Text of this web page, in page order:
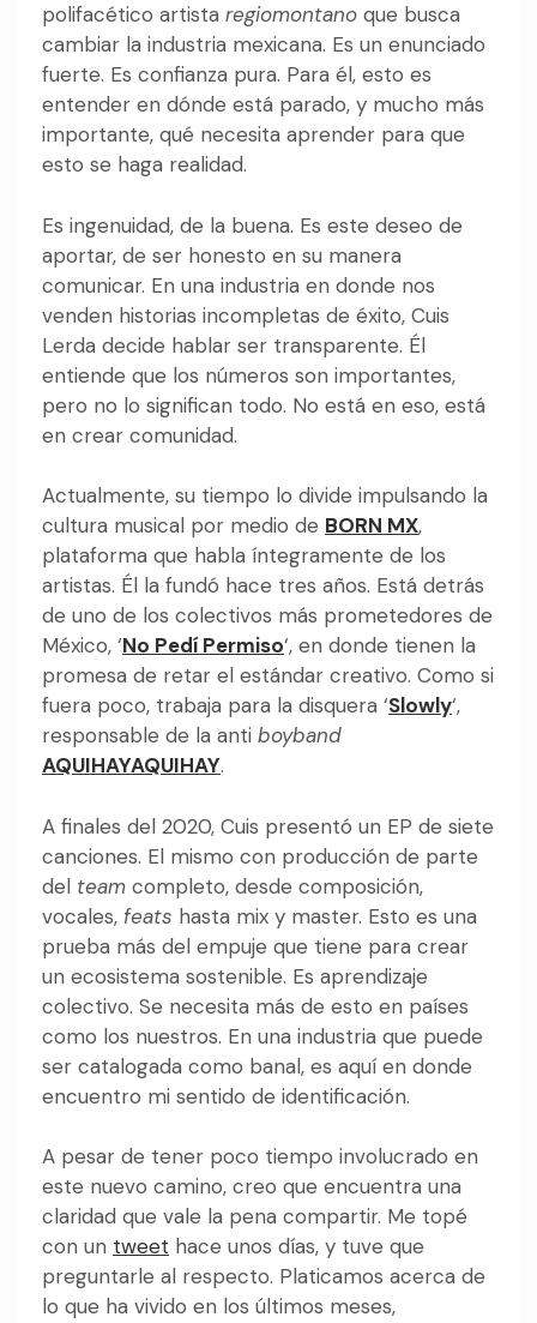
polifacético artista regiomontano que busca
cambiar la industria mexicana. Es un enunciado
fuerte. Es confianza pura. Para él, esto es
entender en dónde está parado, y mucho más
importante, qué necesita aprender para que
esto se haga realidad.
Es ingenuidad, de la buena. Es este deseo de
aportar, de ser honesto en su manera
comunicar. En una industria en donde nos
venden historias incompletas de éxito, Cuis
Lerda decide hablar ser transparente. Él
entiende que los números son importantes,
pero no lo significan todo. No está en eso, está
en crear comunidad.
Actualmente, su tiempo lo divide impulsando la
cultura musical por medio de BORN MX,
plataforma que habla íntegramente de los
artistas. Él la fundó hace tres años. Está detrás
de uno de los colectivos más prometedores de
México, ‘No Pedí Permiso‘, en donde tienen la
promesa de retar el estándar creativo. Como si
fuera poco, trabaja para la disquera ‘Slowly‘,
responsable de la anti boyband
AQUIHAYAQUIHAY.
A finales del 2020, Cuis presentó un EP de siete
canciones. El mismo con producción de parte
del team completo, desde composición,
vocales, feats hasta mix y master. Esto es una
prueba más del empuje que tiene para crear
un ecosistema sostenible. Es aprendizaje
colectivo. Se necesita más de esto en países
como los nuestros. En una industria que puede
ser catalogada como banal, es aquí en donde
encuentro mi sentido de identificación.
A pesar de tener poco tiempo involucrado en
este nuevo camino, creo que encuentra una
claridad que vale la pena compartir. Me topé
con un tweet hace unos días, y tuve que
preguntarle al respecto. Platicamos acerca de
lo que ha vivido en los últimos meses,